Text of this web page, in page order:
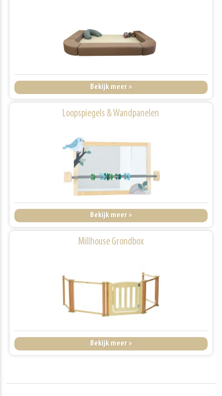
Bekijk meer »
Loopspiegels & Wandpanelen
Bekijk meer »
Millhouse Grondbox
Bekijk meer »